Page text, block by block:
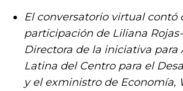
El conversatorio virtual contó
participación de Liliana
Directora de la iniciativa para
Latina del Centro para el
y el exministro de Economía,